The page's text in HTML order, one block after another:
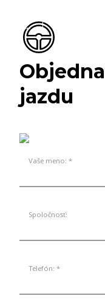
jazdu
Vaše meno: *
Spoločnosť:
Telefón: *